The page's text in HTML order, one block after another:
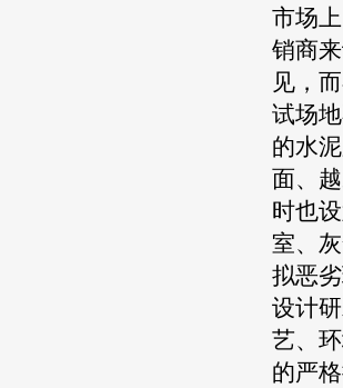
市场
销商
见，
试场
的水
面、
时也
室、
拟恶
设计
艺、
的严